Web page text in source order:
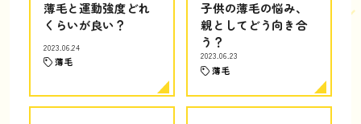
薄毛と運動強度どれ
くらいが良い？
2023.06.24
薄毛
子供の薄毛の悩み、
親としてどう向き合
う？
2023.06.23
薄毛